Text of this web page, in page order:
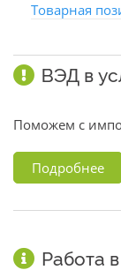
Товарная
ВЭД в
Поможем с
Подробнее
Работа в